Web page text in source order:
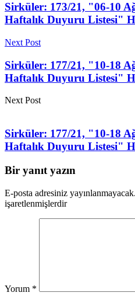
Sirküler: 173/21, "06-10
Haftalık Duyuru Listesi"
Next Post
Sirküler: 177/21, "10-18
Haftalık Duyuru Listesi"
Next Post
Sirküler: 177/21, "10-18
Haftalık Duyuru Listesi"
Bir yanıt yazın
E-posta adresiniz yayınlanmayacak.
işaretlenmişlerdir
Yorum *